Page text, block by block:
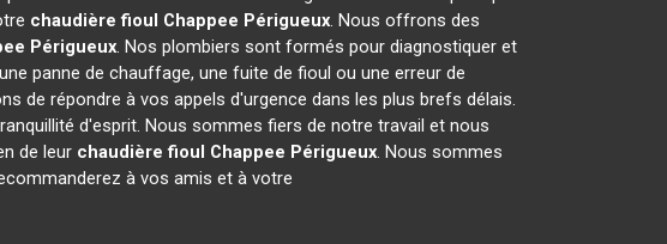
chaudière fioul Chappee Périgueux. Nous offrons des
Périgueux. Nos plombiers sont formés pour diagnostiquer et
panne de chauffage, une fuite de fioul ou une erreur de
de répondre à vos appels d'urgence dans les plus brefs délais.
d'esprit. Nous sommes fiers de notre travail et nous
de leur chaudière fioul Chappee Périgueux. Nous sommes
à vos amis et à votre